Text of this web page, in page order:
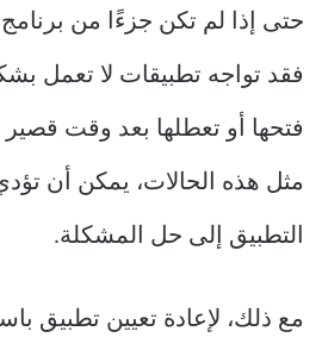
فقد تواجه تطبيقات لا تعمل
فتحها أو تعطلها بعد وقت
مثل هذه الحالات، يمكن أن
التطبيق إلى حل المشكلة.